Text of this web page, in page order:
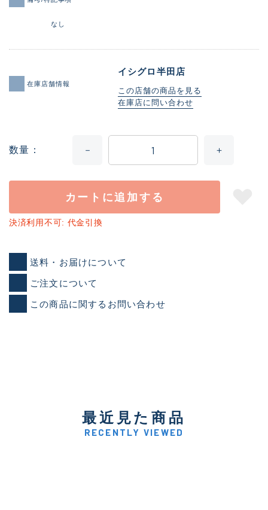
なし
在庫店舗情報
イシグロ半田店
この店舗の商品を見る
在庫店に問い合わせ
数量
カートに追加する
決済利用不可: 代金引換
送料・お届けについて
ご注文について
この商品に関するお問い合わせ
最近見た商品
RECENTLY VIEWED